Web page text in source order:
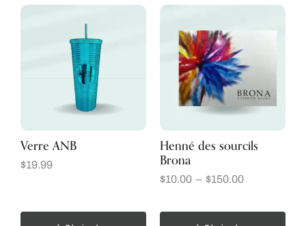
Verre ANB
$19.99
Henné des sourcils
Brona
$10.00 – $150.00